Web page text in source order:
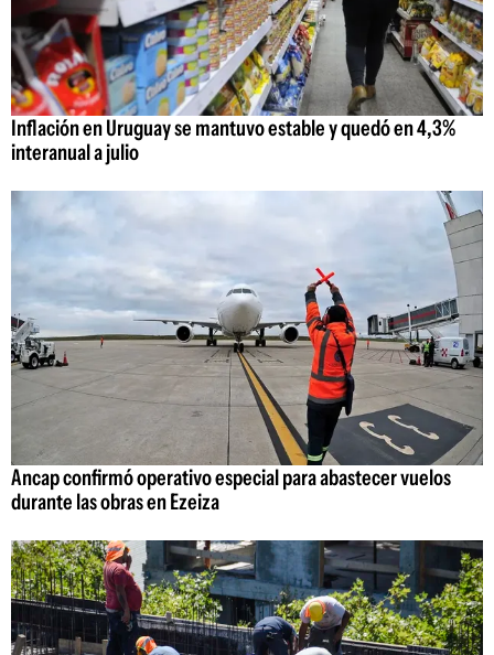
Inflación en Uruguay se mantuvo estable y quedó en 4,3%
interanual a julio
Ancap confirmó operativo especial para abastecer vuelos
durante las obras en Ezeiza